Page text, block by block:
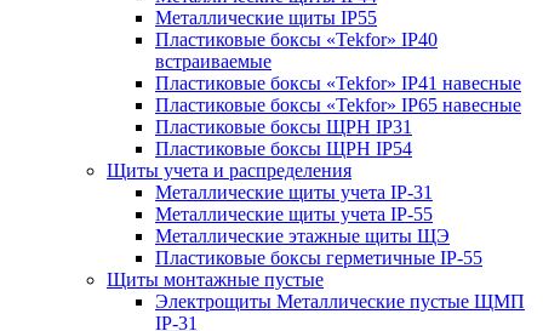
Металлические щиты IP55
Пластиковые боксы «Tekfor» IP40
встраиваемые
Пластиковые боксы «Tekfor» IP41 навесные
Пластиковые боксы «Tekfor» IP65 навесные
Пластиковые боксы ЩРН IP31
Пластиковые боксы ЩРН IP54
Щиты учета и распределения
Металлические щиты учета IP-31
Металлические щиты учета IP-55
Металлические этажные щиты ЩЭ
Пластиковые боксы герметичные IP-55
Щиты монтажные пустые
Электрощиты Металлические пустые ЩМП
IP-31